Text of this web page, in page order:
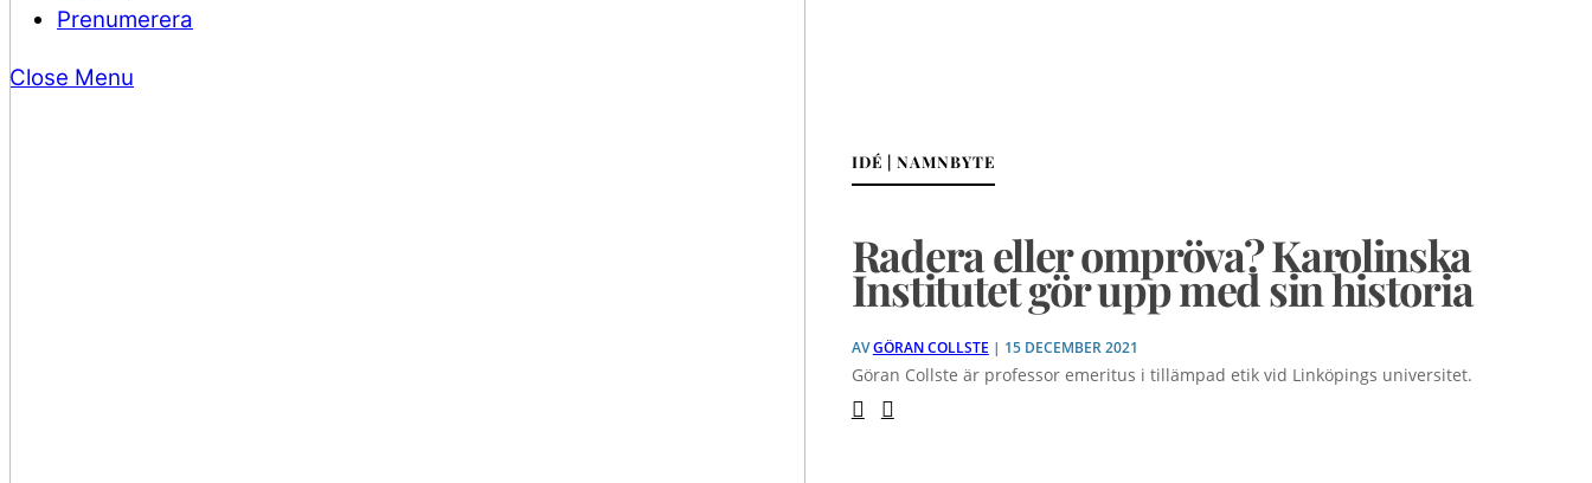
Prenumerera
Close Menu
IDÉ | NAMNBYTE
Radera eller ompröva? Karolinska
Institutet gör upp med sin historia
AVGÖRAN COLLSTE | 15 DECEMBER 2021
Göran Collste är professor emeritus i tillämpad etik vid Linköpings universitet.